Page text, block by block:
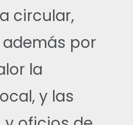
circular,
por
la
y las